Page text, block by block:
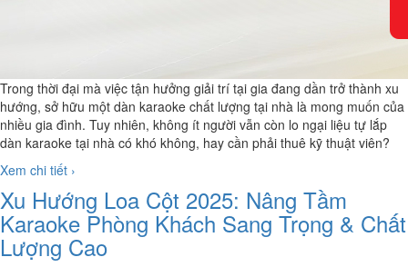
Trong thời đại mà việc tận hưởng giải trí tại gia đang dần trở thành xu
hướng, sở hữu một dàn karaoke chất lượng tại nhà là mong muốn của
nhiều gia đình. Tuy nhiên, không ít người vẫn còn lo ngại liệu tự lắp
dàn karaoke tại nhà có khó không, hay cần phải thuê kỹ thuật viên?
Xem chi tiết ›
Xu Hướng Loa Cột 2025: Nâng Tầm
Karaoke Phòng Khách Sang Trọng & Chất
Lượng Cao